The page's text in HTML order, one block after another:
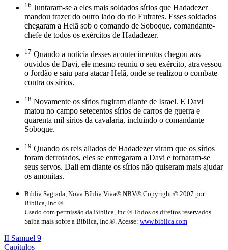
16 Juntaram-se a eles mais soldados sírios que Hadadezer
mandou trazer do outro lado do rio Eufrates. Esses soldados
chegaram a Helã sob o comando de Soboque, comandante-
chefe de todos os exércitos de Hadadezer.
17 Quando a notícia desses acontecimentos chegou aos
ouvidos de Davi, ele mesmo reuniu o seu exército, atravessou
o Jordão e saiu para atacar Helã, onde se realizou o combate
contra os sírios.
18 Novamente os sírios fugiram diante de Israel. E Davi
matou no campo setecentos sírios de carros de guerra e
quarenta mil sírios da cavalaria, incluindo o comandante
Soboque.
19 Quando os reis aliados de Hadadezer viram que os sírios
foram derrotados, eles se entregaram a Davi e tornaram-se
seus servos. Dali em diante os sírios não quiseram mais ajudar
os amonitas.
Biblia Sagrada, Nova Bíblia Viva® NBV® Copyright © 2007 por
Biblica, Inc.®
Usado com permissão da Biblica, Inc.® Todos os direitos reservados.
Saiba mais sobre a Biblica, Inc.®. Acesse: www.biblica.com
II Samuel 9
Capítulos